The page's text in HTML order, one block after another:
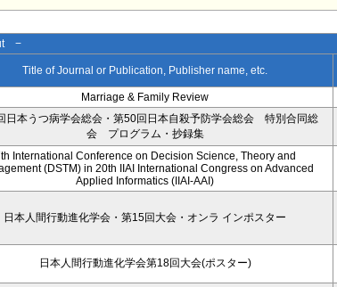
−
Title of Journal or Publication, Publisher name, etc.
Marriage & Family Review
日本うつ病学会総会・第50回日本自殺予防学会総会 特別合同総
会 プログラム・抄録集
International Conference on Decision Science, Theory and
(DSTM) in 20th IIAI International Congress on Advanced
Applied Informatics (IIAI-AAI)
日本人間行動進化学会・第15回大会・オンラ インポスター
日本人間行動進化学会第18回大会(ポスター)